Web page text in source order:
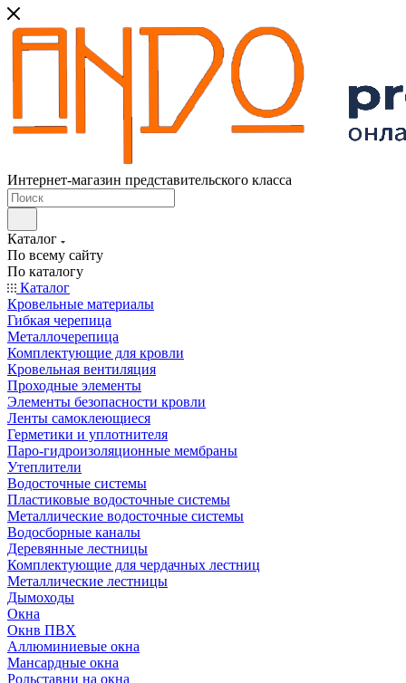
Интернет-магазин представительского класса
Каталог
По всему сайту
По каталогу
Каталог
Кровельные материалы
Гибкая черепица
Металлочерепица
Комплектующие для кровли
Кровельная вентиляция
Проходные элементы
Элементы безопасности кровли
Ленты самоклеющиеся
Герметики и уплотнителя
Паро-гидроизоляционные мембраны
Утеплители
Водосточные системы
Пластиковые водосточные системы
Металлические водосточные системы
Водосборные каналы
Деревянные лестницы
Комплектующие для чердачных лестниц
Металлические лестницы
Дымоходы
Окна
Окнв ПВХ
Аллюминиевые окна
Мансардные окна
Рольставни на окна